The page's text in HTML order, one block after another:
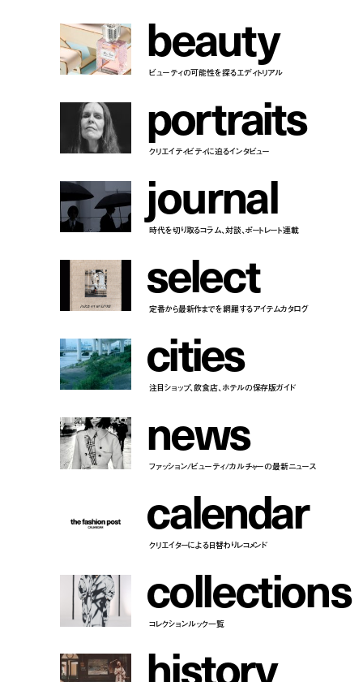
beauty
ビューティの可能性を探るエディトリアル
portraits
クリエイティビティに迫るインタビュー
journal
時代を切り取るコラム、対談、ポートレート連載
select
定番から最新作までを網羅するアイテムカタログ
cities
注目ショップ、飲食店、ホテルの保存版ガイド
news
ファッション/ビューティ/カルチャーの最新ニュース
calendar
クリエイターによる日替わりレコメンド
collections
コレクションルック一覧
history